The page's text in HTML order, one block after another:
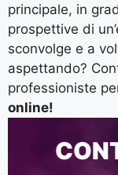
principale, in
prospettive di
sconvolge e a
aspettando?
professioniste
online!